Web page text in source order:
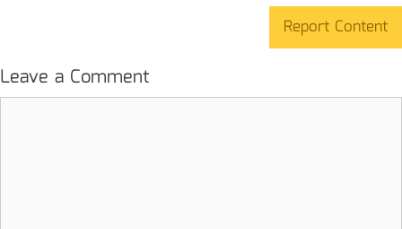
Report Content
Leave a Comment